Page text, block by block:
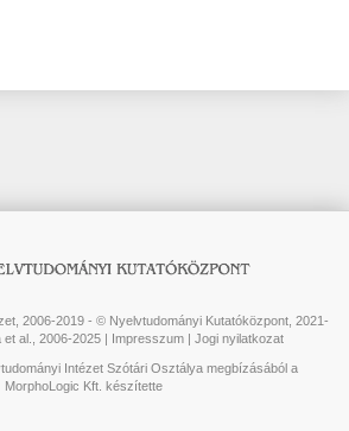
2006-2019 - © Nyelvtudományi Kutatóközpont, 2021-
al., 2006-2025 | Impresszum| Jogi nyilatkozat
Intézet Szótári Osztálya megbízásából a
MorphoLogic Kft. készítette